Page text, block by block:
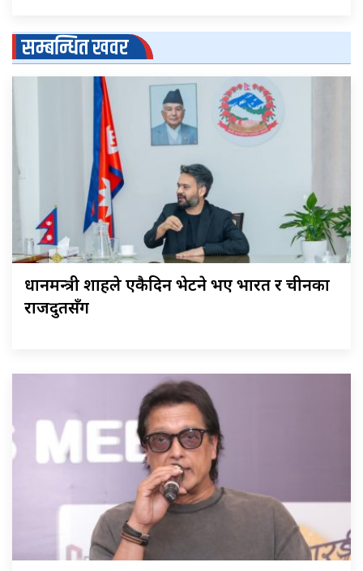
सम्बन्धित खवर
प्रधानमन्त्री शाहले एकैदिन भेटने भए भारत र चीनका
राजदुतसँग